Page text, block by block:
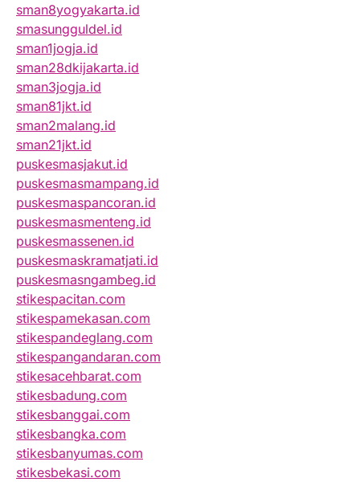
sman8yogyakarta.id
smasungguldel.id
sman1jogja.id
sman28dkijakarta.id
sman3jogja.id
sman81jkt.id
sman2malang.id
sman21jkt.id
puskesmasjakut.id
puskesmasmampang.id
puskesmaspancoran.id
puskesmasmenteng.id
puskesmassenen.id
puskesmaskramatjati.id
puskesmasngambeg.id
stikespacitan.com
stikespamekasan.com
stikespandeglang.com
stikespangandaran.com
stikesacehbarat.com
stikesbadung.com
stikesbanggai.com
stikesbangka.com
stikesbanyumas.com
stikesbekasi.com